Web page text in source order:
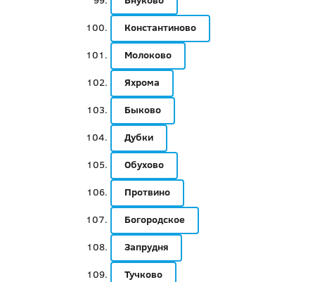
Константиново
Молоково
Яхрома
Быково
Дубки
Обухово
Протвино
Богородское
Запрудня
Тучково